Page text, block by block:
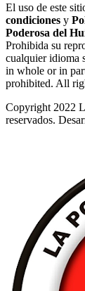
El uso de este
condiciones y
Poderosa del
Prohibida su
cualquier idioma
in whole or in
prohibited. All
Copyright 2022
reservados.